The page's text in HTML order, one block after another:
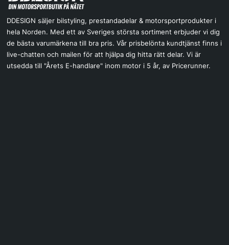
DDESIGN säljer bilstyling, prestandadelar & motorsportprodukter i
hela Norden. Med ett av Sveriges största sortiment erbjuder vi dig
de bästa varumärkena till bra pris. Vår prisbelönta kundtjänst finns i
live-chatten och mailen för att hjälpa dig hitta rätt delar. Vi är
utsedda till "Årets E-handlare" inom motor i 5 år, av Pricerunner.